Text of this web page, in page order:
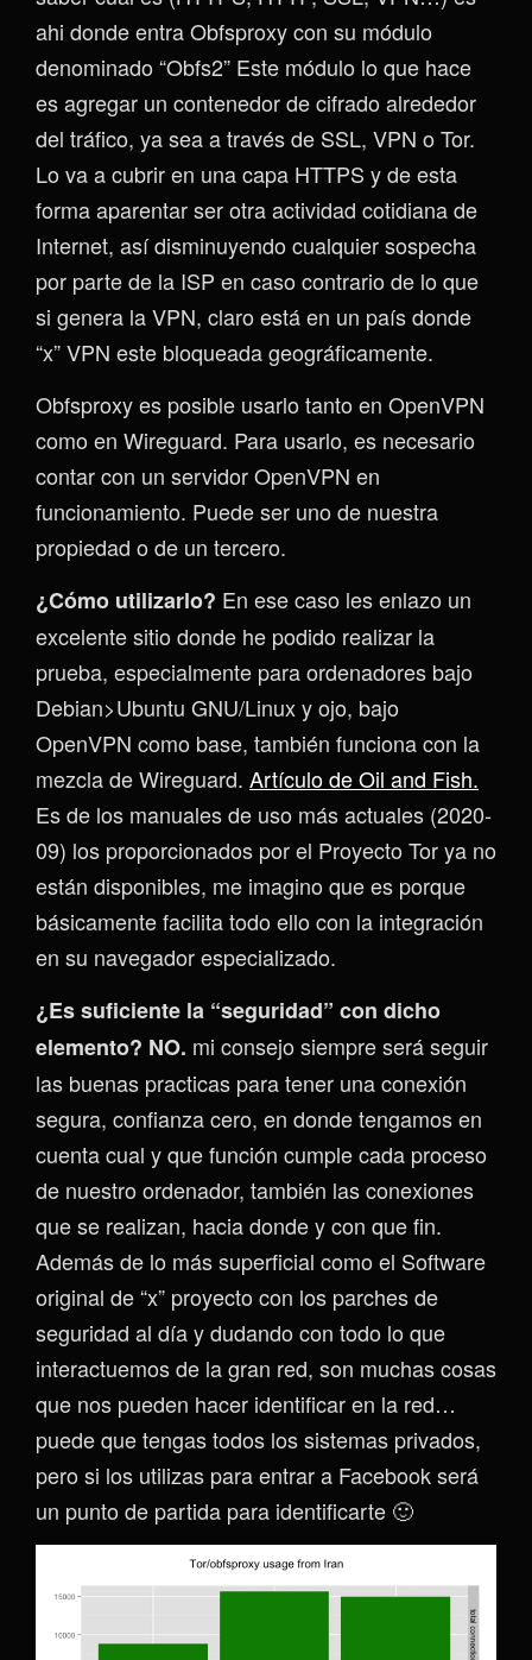
ahi donde entra Obfsproxy con su módulo
denominado “Obfs2” Este módulo lo que hace
es agregar un contenedor de cifrado alrededor
del tráfico, ya sea a través de SSL, VPN o Tor.
Lo va a cubrir en una capa HTTPS y de esta
forma aparentar ser otra actividad cotidiana de
Internet, así disminuyendo cualquier sospecha
por parte de la ISP en caso contrario de lo que
si genera la VPN, claro está en un país donde
“x” VPN este bloqueada geográficamente.
Obfsproxy es posible usarlo tanto en OpenVPN
como en Wireguard. Para usarlo, es necesario
contar con un servidor OpenVPN en
funcionamiento. Puede ser uno de nuestra
propiedad o de un tercero.
¿Cómo utilizarlo? En ese caso les enlazo un
excelente sitio donde he podido realizar la
prueba, especialmente para ordenadores bajo
Debian>Ubuntu GNU/Linux y ojo, bajo
OpenVPN como base, también funciona con la
mezcla de Wireguard. Artículo de Oil and Fish.
Es de los manuales de uso más actuales (2020-
09) los proporcionados por el Proyecto Tor ya no
están disponibles, me imagino que es porque
básicamente facilita todo ello con la integración
en su navegador especializado.
¿Es suficiente la “seguridad” con dicho
elemento? NO. mi consejo siempre será seguir
las buenas practicas para tener una conexión
segura, confianza cero, en donde tengamos en
cuenta cual y que función cumple cada proceso
de nuestro ordenador, también las conexiones
que se realizan, hacia donde y con que fin.
Además de lo más superficial como el Software
original de “x” proyecto con los parches de
seguridad al día y dudando con todo lo que
interactuemos de la gran red, son muchas cosas
que nos pueden hacer identificar en la red…
puede que tengas todos los sistemas privados,
pero si los utilizas para entrar a Facebook será
un punto de partida para identificarte 🙂